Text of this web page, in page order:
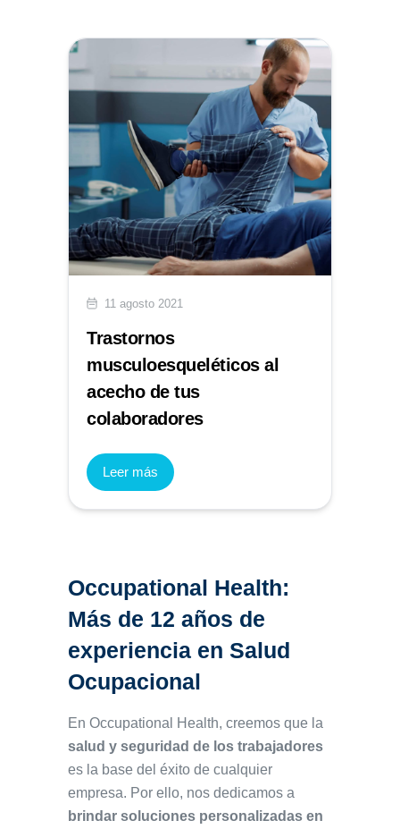
11 agosto 2021
Trastornos
musculoesqueléticos al
acecho de tus
colaboradores
Leer más
Occupational Health:
Más de 12 años de
experiencia en Salud
Ocupacional
En Occupational Health, creemos que la
salud y seguridad de los trabajadores
es la base del éxito de cualquier
empresa. Por ello, nos dedicamos a
brindar soluciones personalizadas en